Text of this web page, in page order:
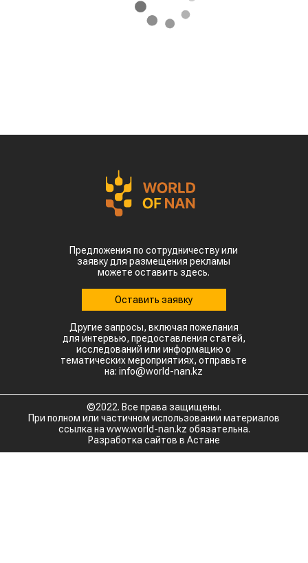
Предложения по сотрудничеству или
заявку для размещения рекламы
можете оставить здесь.
Оставить заявку
Другие запросы, включая пожелания
для интервью, предоставления статей,
исследований или информацию о
тематических мероприятиях, отправьте
на: info@world-nan.kz
©2022. Все права защищены.
При полном или частичном использовании материалов
ссылка на www.world-nan.kz обязательна.
Разработка сайтов в Астане